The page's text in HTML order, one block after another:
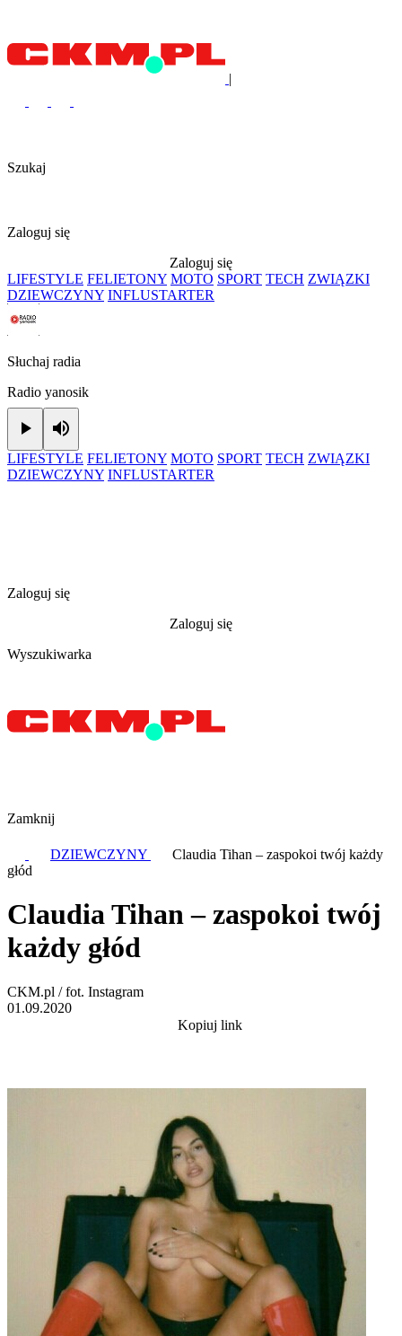
|
Szukaj
Zaloguj się
Zaloguj się
LIFESTYLE FELIETONY MOTO SPORT TECH ZWIĄZKI
DZIEWCZYNY INFLUSTARTER
Słuchaj radia
Radio yanosik
Play
LIFESTYLE FELIETONY MOTO SPORT TECH ZWIĄZKI
DZIEWCZYNY INFLUSTARTER
Zaloguj się
Zaloguj się
Wyszukiwarka
Zamknij
DZIEWCZYNY
Claudia Tihan – zaspokoi twój każdy
głód
Claudia Tihan – zaspokoi twój
każdy głód
CKM.pl / fot. Instagram
01.09.2020
Kopiuj link